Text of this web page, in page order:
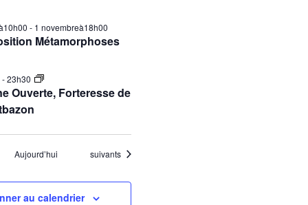
Métamorphoses
- 1 novembreà18h00
Ouverte, Forteresse de
-23h30
Aujourd’hui Évènements
suivants
au calendrier